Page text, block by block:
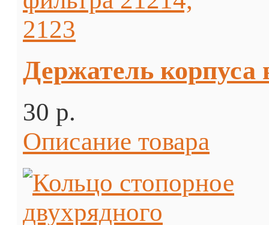
Держатель корпуса
30 p.
Описание товара